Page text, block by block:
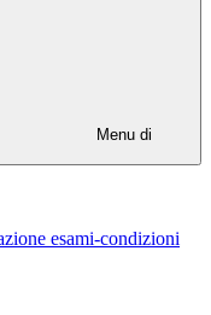
Menu di
esami-condizioni